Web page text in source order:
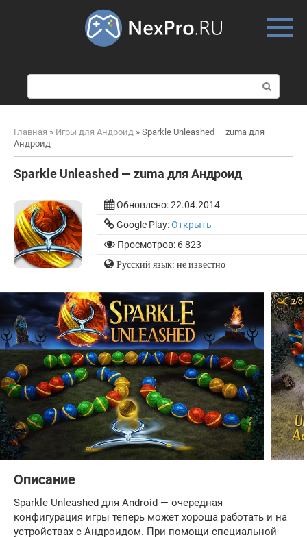
о
и
к
Главная » Игры для Андроид » Sparkle Unleashed — zuma для
Андроид
Sparkle Unleashed — zuma для Андроид
Обновлено:22.04.2014
Google Play:Открыть
Просмотров: 6 823
Русский язык: не известно
Описание
Sparkle Unleashed для Android — очередная
конфигурация игры теперь может хороша работать и на
устройствах с Андроидом. При помощи специальной